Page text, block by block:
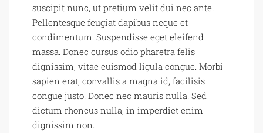
suscipit nunc, ut pretium velit dui nec ante.
Pellentesque feugiat dapibus neque et
condimentum. Suspendisse eget eleifend
massa. Donec cursus odio pharetra felis
dignissim, vitae euismod ligula congue. Morbi
sapien erat, convallis a magna id, facilisis
congue justo. Donec nec mauris nulla. Sed
dictum rhoncus nulla, in imperdiet enim
dignissim non.